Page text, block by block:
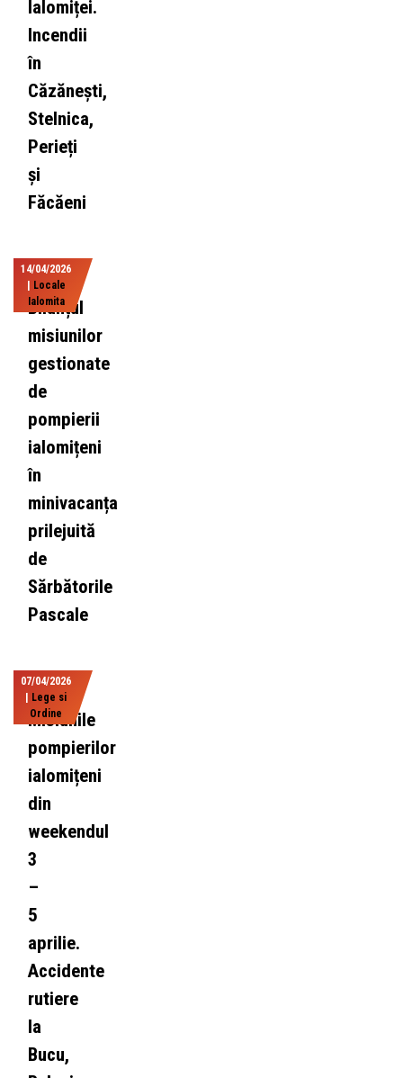
Ialomiței.
Incendii
în
Căzănești,
Stelnica,
Perieți
și
Făcăeni
14/04/2026
Locale
Ialomita
Bilanțul
misiunilor
gestionate
de
pompierii
ialomițeni
în
minivacanța
prilejuită
de
Sărbătorile
Pascale
07/04/2026
Lege si
Ordine
Misiunile
pompierilor
ialomițeni
din
weekendul
3
–
5
aprilie.
Accidente
rutiere
la
Bucu,